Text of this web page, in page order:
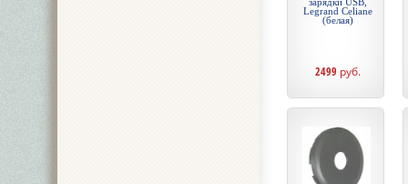
Legrand Celiane
(белая)
2499 руб.